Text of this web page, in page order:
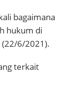
bagaimana
hukum di
(22/6/2021).
terkait